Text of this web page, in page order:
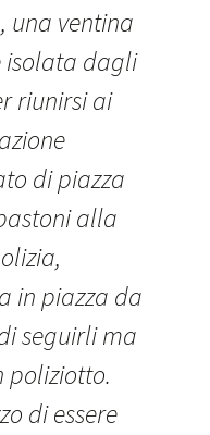
una ventina
isolata dagli
riunirsi ai
di piazza
alla
in piazza da
seguirli ma
poliziotto.
di essere